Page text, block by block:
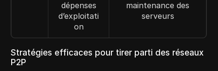
dépenses
d’exploitati
on
maintenance des
serveurs
Stratégies efficaces pour tirer parti des réseaux
P2P